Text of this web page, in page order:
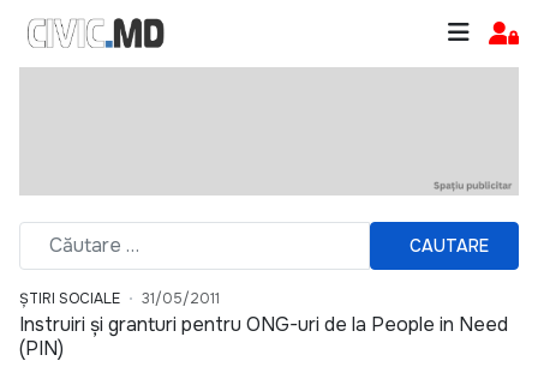
CAUTARE
ȘTIRI SOCIALE 31/05/2011
Instruiri şi granturi pentru ONG-uri de la People in Need
(PIN)